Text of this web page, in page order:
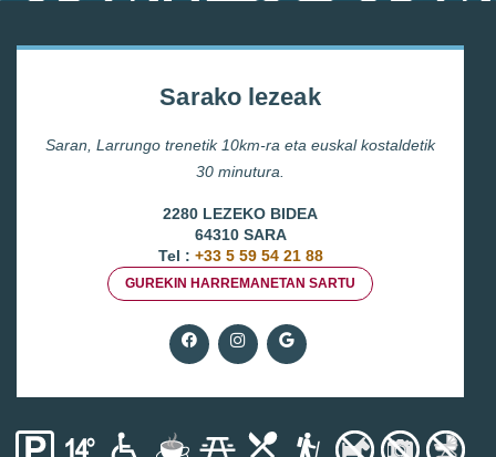
Sarako lezeak
Saran, Larrungo trenetik 10km-ra eta euskal kostaldetik
30 minutura.
2280 LEZEKO BIDEA
64310 SARA
Tel : +33 5 59 54 21 88
GUREKIN HARREMANETAN SARTU